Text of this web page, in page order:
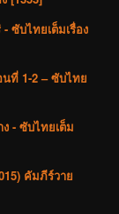
ซับไทยเต็มเรื่อง
นที่ 1-2 – ซับไทย
- ซับไทยเต็ม
คัมภีร์วาย